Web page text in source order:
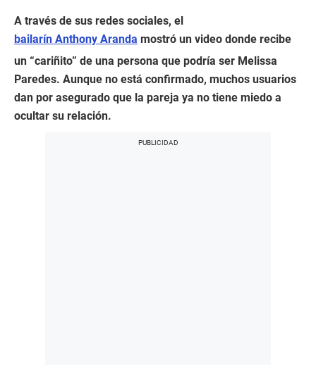
A través de sus redes sociales, el
bailarín Anthony Aranda mostró un video donde recibe
un “cariñito” de una persona que podría ser Melissa
Paredes. Aunque no está confirmado, muchos usuarios
dan por asegurado que la pareja ya no tiene miedo a
ocultar su relación.